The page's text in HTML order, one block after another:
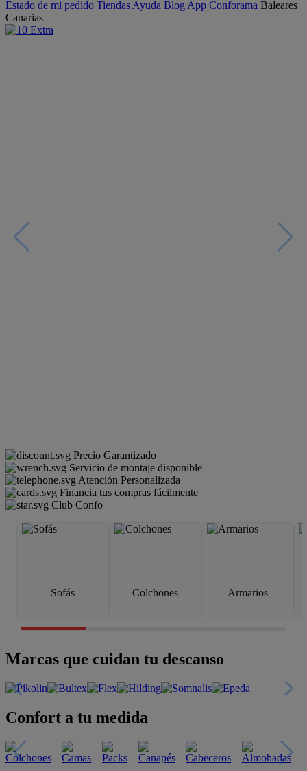
Estado de mi pedido Tiendas Ayuda Blog App Conforama Baleares
Canarias
Precio Garantizado
Servicio de montaje disponible
Atención Personalizada
Financia tus compras fácilmente
Club Confo
Sofás Colchones Armarios
Marcas que cuidan tu descanso
Confort a tu medida